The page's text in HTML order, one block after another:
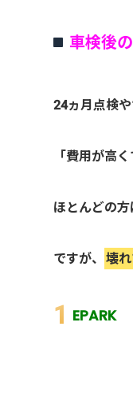
車検後
24ヵ月点検
「費用が高
ほとんどの方
ですが、 壊
EPARK